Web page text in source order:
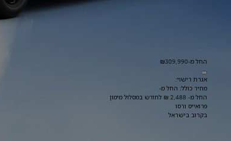
החל מ-₪309,990
אגרת רישוי:
מחיר כולל: החל מ-
החל מ- 2,488 ₪ לחודש במסלול מימון
פרואייס ורסו
בקרוב בישראל